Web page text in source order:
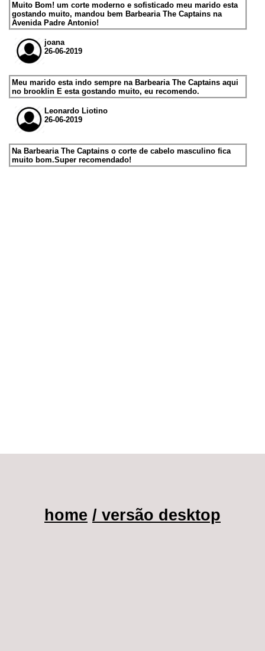
Muito Bom! um corte moderno e sofisticado meu marido esta
gostando muito, mandou bem Barbearia The Captains na
Avenida Padre Antonio!
joana
26-06-2019
Meu marido esta indo sempre na Barbearia The Captains aqui
no brooklin E esta gostando muito, eu recomendo.
Leonardo Liotino
26-06-2019
Na Barbearia The Captains o corte de cabelo masculino fica
muito bom.Super recomendado!
home / versão desktop